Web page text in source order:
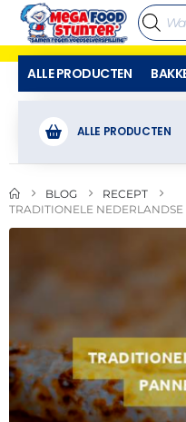
ALLE PRODUCTEN
ALLE PRODUCTEN
BLOG
RECEPT
TRADITIONELE